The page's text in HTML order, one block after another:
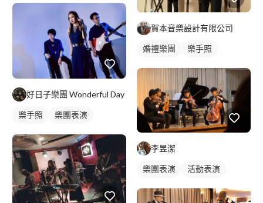
活動主持
好日子樂團 Wonderful Day
樂手照 樂團表演
賀本音樂設計有限公司
婚禮樂團 樂手照
李昱潔
樂團表演 活動表演